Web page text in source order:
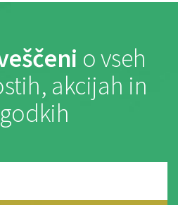
o vseh
akcijah in